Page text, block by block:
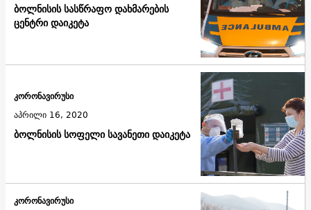
ბოლნისის სასწრაფო დახმარების
ცენტრი დაიკეტა
ბოლნისის სოფელი სავანეთი დაიკეტა
კორონავირუსი
აპრილი 16, 2020
კორონავირუსი